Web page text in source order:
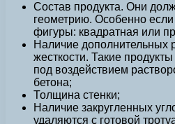
Состав продукта. Они
геометрию. Особенно
фигуры: квадратная или
Наличие дополнительных
жесткости. Такие
под воздействием
бетона;
Толщина стенки;
Наличие закругленных
удаляются с готовой